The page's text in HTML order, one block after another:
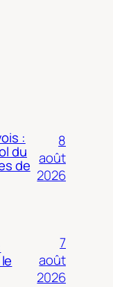
:
du
de
8
août
2026
7
août
2026